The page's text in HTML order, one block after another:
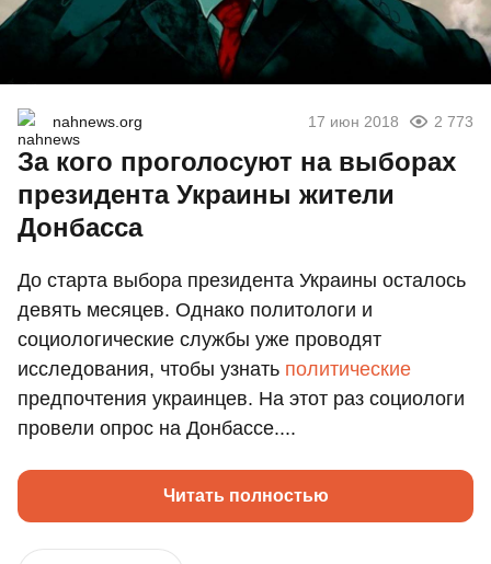
nahnews.org 17 июн 2018 2 773
За кого проголосуют на выборах
президента Украины жители
Донбасса
До старта выбора президента Украины осталось
девять месяцев. Однако политологи и
социологические службы уже проводят
исследования, чтобы узнать политические
предпочтения украинцев. На этот раз социологи
провели опрос на Донбассе....
Читать полностью